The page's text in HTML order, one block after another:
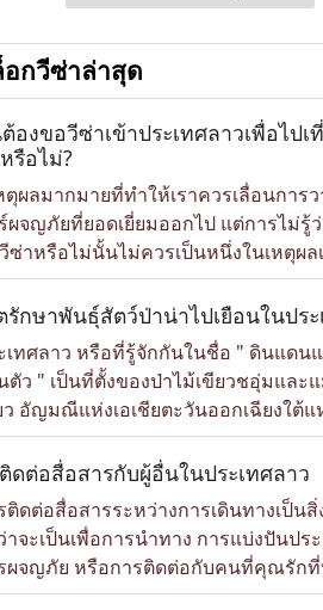
กวีซ่าล่าสุด
องขอวีซ่าเข้าประเทศลาวเพื่อไปเ
รือไม่?
ตุผลมากมายที่ทำให้เราควรเลื่อนการ
ผจญภัยที่ยอดเยี่ยมออกไป แต่การไม่รู้
ซ่าหรือไม่นั้นไม่ควรเป็นหนึ่งในเหตุผล
ดีที่เมื่อคุณวางแผนการผจญภัยครั้งต่อ
ม่ต้องมาสับสนกับขั้นตอนที่ยุ่งยากมาก
ไม่ต้องห่วง เรามีคู่มือขอวีซ่าอิเล็กทร
ประเทศลาว ที่ครบถ้วนที่สุด รวมถึ
เทศเพื่อนบ้านที่ห้ามพลาด และขั้นตอ
เล...
รักษาพันธุ์สัตว์ป่าน่าไปเยือนในประ
เทศลาว หรือที่รู้จักกันในชื่อ " ดินแดน
ตัว " เป็นที่ตั้งของป่าไม้เขียวชอุ่มและ
ว อัญมณีแห่งเอเชียตะวันออกเฉียงใต้แ
องเขตรักษาพันธุ์สัตว์ป่า ซึ่งไม่เพียงแต่
ยของสัตว์ใกล้สูญพันธุ์เท่านั้น แต่ยังมอ
ศษให้นักท่องเที่ยวได้สัมผัสกับธรรมชาติอ
กด้วย บทนำเกี่ยวกับเขตรักษาพันธุ์สัต
ประเทศลาวเป็นประเทศที่ไม่มีท...
ดต่อสื่อสารกับผู้อื่นในประเทศลาว
ติดต่อสื่อสารระหว่างการเดินทางเป็น
าจะเป็นเพื่อการนำทาง การแบ่งปันป
ผจญภัย หรือการติดต่อกับคนที่คุณรัก
าลาวจะเป็นประเทศกำลังพัฒนา แต่โค